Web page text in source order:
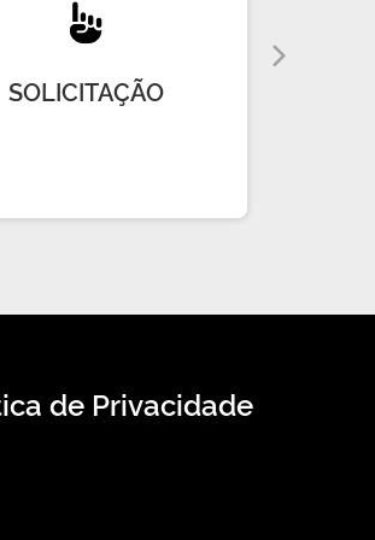
SOLICITAÇÃO
de Privacidade